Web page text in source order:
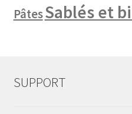
PâtesSablés et
SUPPORT